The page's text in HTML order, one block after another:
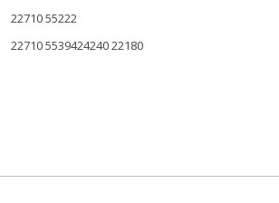
22710 55222
22710 5539424240 22180